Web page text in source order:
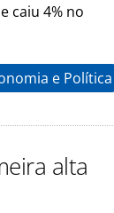
caiu 4% no
e Política
alta